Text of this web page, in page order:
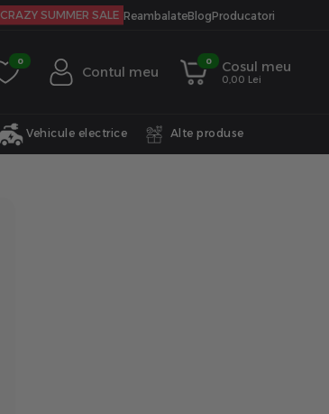
CRAZY SUMMER SALE ReambalateBlogProducatori
0
Contul meu
0 Cosul meu
0,00 Lei
Vehicule electrice Alte produse